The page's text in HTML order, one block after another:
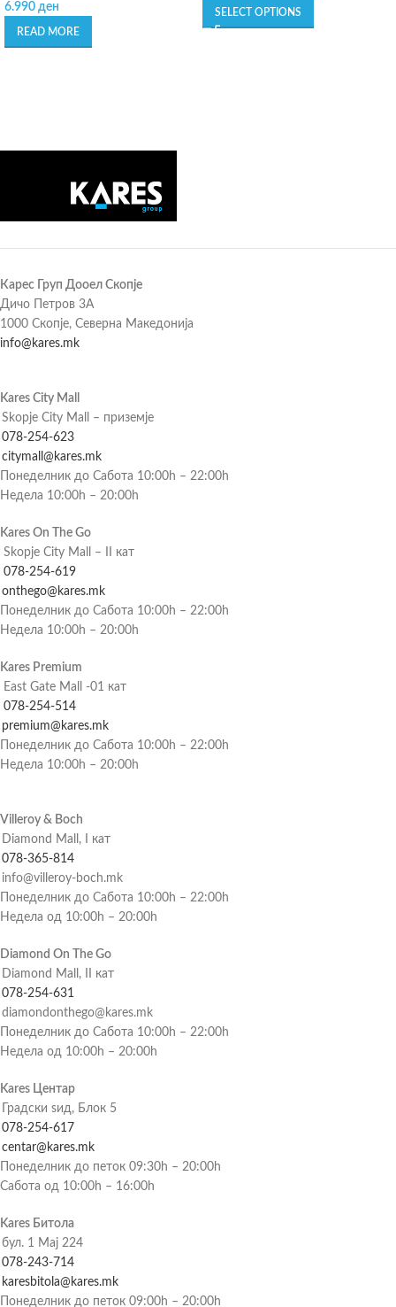
6.990 ден
READ MORE
SELECT OPTIONS
Карес Груп Дооел Скопје
Дичо Петров 3А
1000 Скопје, Северна Македонија
info@kares.mk
Kares City Mall
Skopje City Mall – приземје
078-254-623
citymall@kares.mk
Понеделник до Сабота 10:00h – 22:00h
Недела 10:00h – 20:00h
Kares On The Go
Skopje City Mall – II кат
078-254-619
onthego@kares.mk
Понеделник до Сабота 10:00h – 22:00h
Недела 10:00h – 20:00h
Kares Premium
East Gate Mall -01 кат
078-254-514
premium@kares.mk
Понеделник до Сабота 10:00h – 22:00h
Недела 10:00h – 20:00h
Villeroy & Boch
Diamond Mall, I кат
078-365-814
info@villeroy-boch.mk
Понеделник до Сабота 10:00h – 22:00h
Недела од 10:00h – 20:00h
Diamond On The Go
Diamond Mall, II кат
078-254-631
diamondonthego@kares.mk
Понеделник до Сабота 10:00h – 22:00h
Недела од 10:00h – 20:00h
Kares Центар
Градски ѕид, Блок 5
078-254-617
centar@kares.mk
Понеделник до петок 09:30h – 20:00h
Сабота од 10:00h – 16:00h
Kares Битола
бул. 1 Мај 224
078-243-714
karesbitola@kares.mk
Понеделник до петок 09:00h – 20:00h